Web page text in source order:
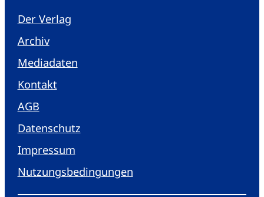
Der Verlag
Archiv
Mediadaten
Kontakt
AGB
Datenschutz
Impressum
Nutzungsbedingungen